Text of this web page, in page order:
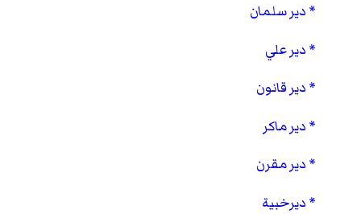
دير سلمان
دير علي
دير قانون
دير ماكر
دير مقرن
ديرخبية